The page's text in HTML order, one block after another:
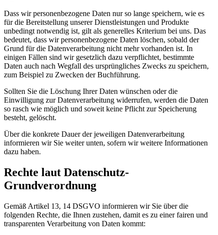
Dass wir personenbezogene Daten nur so lange speichern, wie es
für die Bereitstellung unserer Dienstleistungen und Produkte
unbedingt notwendig ist, gilt als generelles Kriterium bei uns. Das
bedeutet, dass wir personenbezogene Daten löschen, sobald der
Grund für die Datenverarbeitung nicht mehr vorhanden ist. In
einigen Fällen sind wir gesetzlich dazu verpflichtet, bestimmte
Daten auch nach Wegfall des ursprüngliches Zwecks zu speichern,
zum Beispiel zu Zwecken der Buchführung.
Sollten Sie die Löschung Ihrer Daten wünschen oder die
Einwilligung zur Datenverarbeitung widerrufen, werden die Daten
so rasch wie möglich und soweit keine Pflicht zur Speicherung
besteht, gelöscht.
Über die konkrete Dauer der jeweiligen Datenverarbeitung
informieren wir Sie weiter unten, sofern wir weitere Informationen
dazu haben.
Rechte laut Datenschutz-
Grundverordnung
Gemäß Artikel 13, 14 DSGVO informieren wir Sie über die
folgenden Rechte, die Ihnen zustehen, damit es zu einer fairen und
transparenten Verarbeitung von Daten kommt: